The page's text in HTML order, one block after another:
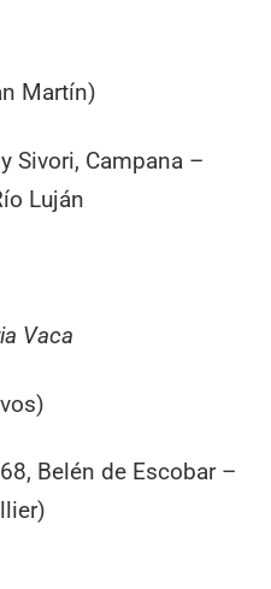
Martín)
Sivori, Campana –
Luján
Vaca
Belén de Escobar –